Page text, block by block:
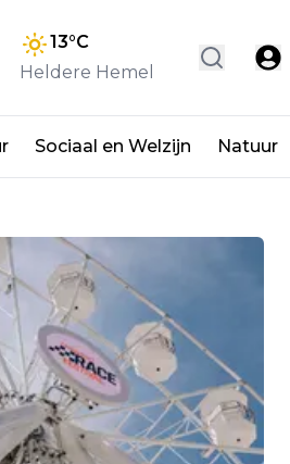
13°C
Heldere Hemel
Sociaal en Welzijn Natuur